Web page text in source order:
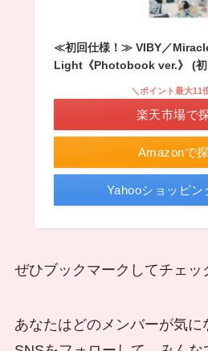
≪初回仕様！≫ VIBY／
Light《Photobook ver.》 (初
Amazonで
＼ポイント最大11
楽天市場で
Yahooショッピン
ぜひブックマークしてチェッ
あなたはどのメンバーが気